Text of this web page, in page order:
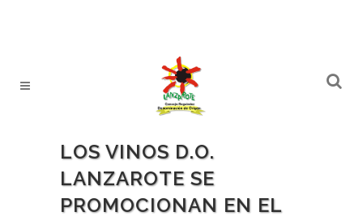
LOS VINOS D.O.
LANZAROTE SE
PROMOCIONAN EN EL